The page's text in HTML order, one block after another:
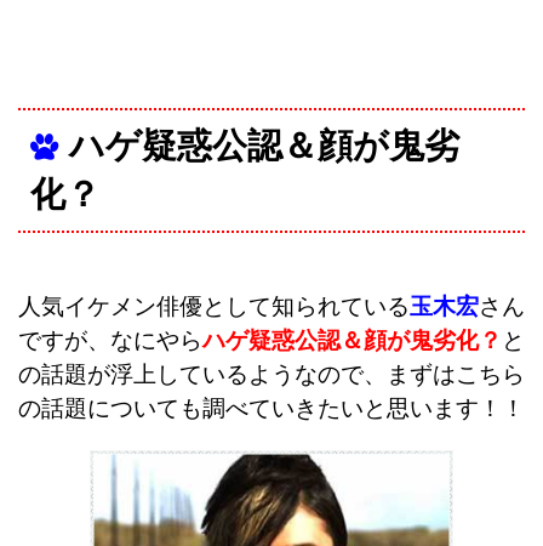
ハゲ疑惑公認＆顔が鬼劣
化？
人気イケメン俳優として知られている玉木宏さん
ですが、なにやらハゲ疑惑公認＆顔が鬼劣化？ と
の話題が浮上しているようなので、まずはこちら
の話題についても調べていきたいと思います！！